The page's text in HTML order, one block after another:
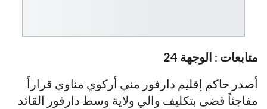
متابعات : الوجهة 24
أصدر حاكم إقليم دارفور مني أركوي مناوي قراراً
مفاجئاً قضى بتكليف والي ولاية وسط دارفور القائد